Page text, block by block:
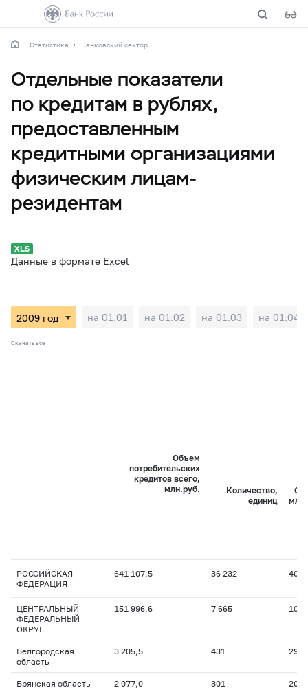
Статистика Банковский сектор
Отдельные показатели
по кредитам в рублях,
предоставленным
кредитными организациями
физическим лицам-
резидентам
Данные в формате Excel
на 01.01 на 01.02 на 01.03 на 01.04
Скачать все
Объем
потребительских
кредитов всего,
млн.руб.
Количество,
единиц
РОССИЙСКАЯ
ФЕДЕРАЦИЯ
641 107,5 36 232 40
ЦЕНТРАЛЬНЫЙ
ФЕДЕРАЛЬНЫЙ
ОКРУГ
151 996,6 7 665 10
Белгородская
область
3 205,5 431
Брянская область 2 077,0 301